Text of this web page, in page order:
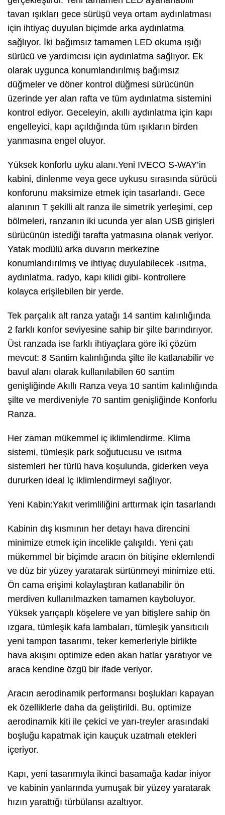
tavan ışıkları gece sürüşü veya ortam aydınlatması
için ihtiyaç duyulan biçimde arka aydınlatma
sağlıyor. İki bağımsız tamamen LED okuma ışığı
sürücü ve yardımcısı için aydınlatma sağlıyor. Ek
olarak uygunca konumlandırılmış bağımsız
düğmeler ve döner kontrol düğmesi sürücünün
üzerinde yer alan rafta ve tüm aydınlatma sistemini
kontrol ediyor. Geceleyin, akıllı aydınlatma için kapı
engelleyici, kapı açıldığında tüm ışıkların birden
yanmasına engel oluyor.
Yüksek konforlu uyku alanı.Yeni IVECO S-WAY’in
kabini, dinlenme veya gece uykusu sırasında sürücü
konforunu maksimize etmek için tasarlandı. Gece
alanının T şekilli alt ranza ile simetrik yerleşimi, cep
bölmeleri, ranzanın iki ucunda yer alan USB girişleri
sürücünün istediği tarafta yatmasına olanak veriyor.
Yatak modülü arka duvarın merkezine
konumlandırılmış ve ihtiyaç duyulabilecek -ısıtma,
aydınlatma, radyo, kapı kilidi gibi- kontrollere
kolayca erişilebilen bir yerde.
Tek parçalık alt ranza yatağı 14 santim kalınlığında
2 farklı konfor seviyesine sahip bir şilte barındırıyor.
Üst ranzada ise farklı ihtiyaçlara göre iki çözüm
mevcut: 8 Santim kalınlığında şilte ile katlanabilir ve
bavul alanı olarak kullanılabilen 60 santim
genişliğinde Akıllı Ranza veya 10 santim kalınlığında
şilte ve merdiveniyle 70 santim genişliğinde Konforlu
Ranza.
Her zaman mükemmel iç iklimlendirme. Klima
sistemi, tümleşik park soğutucusu ve ısıtma
sistemleri her türlü hava koşulunda, giderken veya
dururken ideal iç iklimlendirmeyi sağlıyor.
Yeni Kabin:Yakıt verimliliğini arttırmak için tasarlandı
Kabinin dış kısmının her detayı hava direncini
minimize etmek için incelikle çalışıldı. Yeni çatı
mükemmel bir biçimde aracın ön bitişine eklemlendi
ve düz bir yüzey yaratarak sürtünmeyi minimize etti.
Ön cama erişimi kolaylaştıran katlanabilir ön
merdiven kullanılmazken tamamen kayboluyor.
Yüksek yarıçaplı köşelere ve yan bitişlere sahip ön
ızgara, tümleşik kafa lambaları, tümleşik yansıtıcılı
yeni tampon tasarımı, teker kemerleriyle birlikte
hava akışını optimize eden akan hatlar yaratıyor ve
araca kendine özgü bir ifade veriyor.
Aracın aerodinamik performansı boşlukları kapayan
ek özelliklerle daha da geliştirildi. Bu, optimize
aerodinamik kiti ile çekici ve yarı-treyler arasındaki
boşluğu kapatmak için kauçuk uzatmalı etekleri
içeriyor.
Kapı, yeni tasarımıyla ikinci basamağa kadar iniyor
ve kabinin yanlarında yumuşak bir yüzey yaratarak
hızın yarattığı türbülansı azaltıyor.